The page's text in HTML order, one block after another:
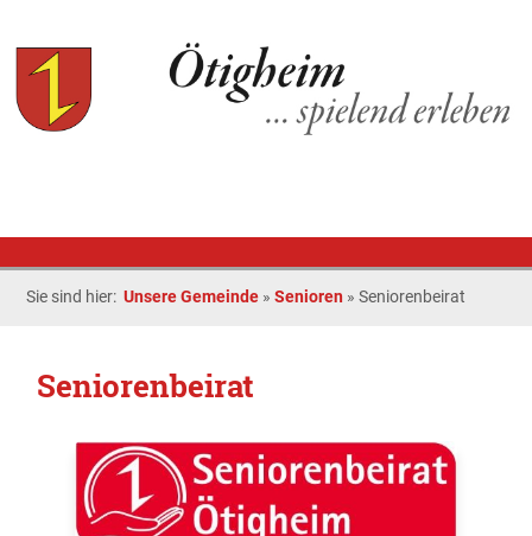
Sie sind hier:Unsere Gemeinde »Senioren »Seniorenbeirat
Seniorenbeirat